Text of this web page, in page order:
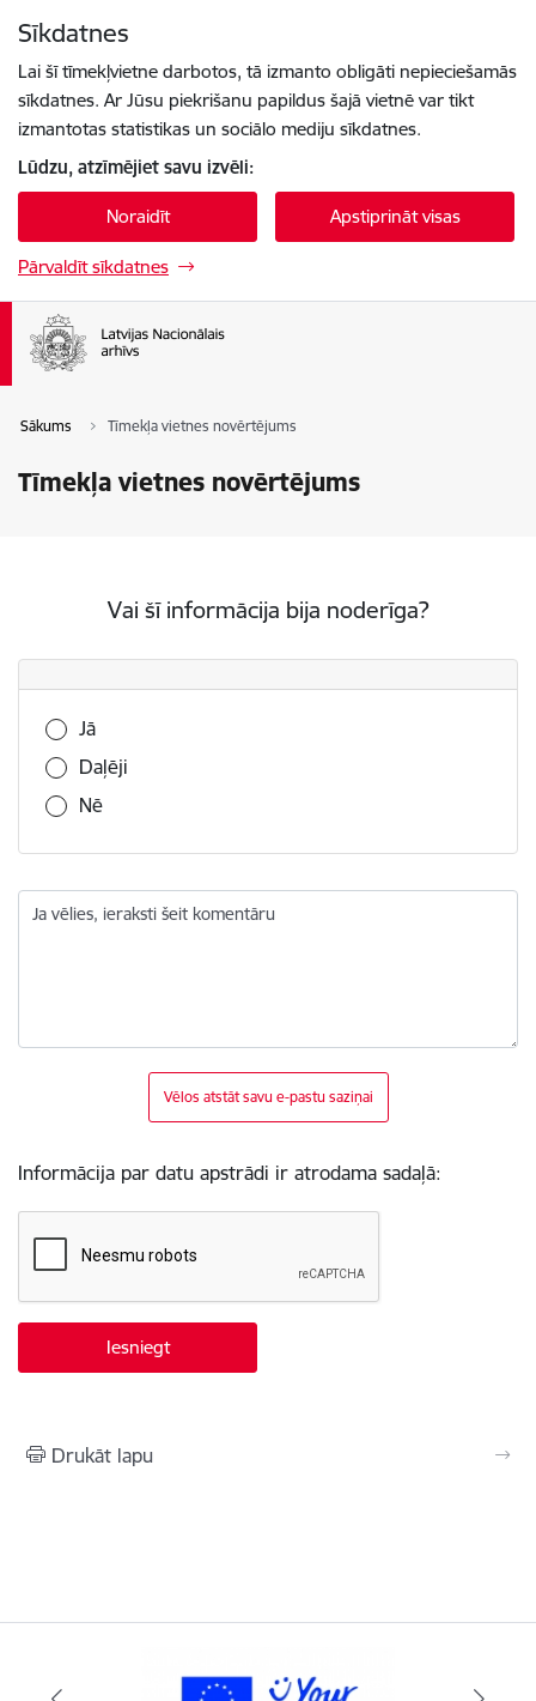
Sīkdatnes
Lai šī tīmekļvietne darbotos, tā izmanto obligāti nepieciešamās
sīkdatnes. Ar Jūsu piekrišanu papildus šajā vietnē var tikt
izmantotas statistikas un sociālo mediju sīkdatnes.
Lūdzu, atzīmējiet savu izvēli:
Noraidīt Apstiprināt visas
Pārvaldīt sīkdatnes
Sākums Tīmekļa vietnes novērtējums
Tīmekļa vietnes novērtējums
Vai šī informācija bija noderīga?
Vai šī informācija bija noderīga?
Jā
Daļēji
Nē
Ja vēlies, ieraksti šeit komentāru
Vēlos atstāt savu e-pastu saziņai
Informācija par datu apstrādi ir atrodama sadaļā:
Drukāt lapu